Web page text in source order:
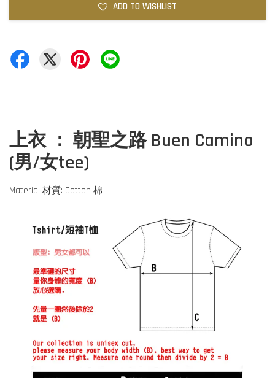
ADD TO WISHLIST
上衣 ： 朝聖之路 Buen Camino
(男/女tee)
Material 材質: Cotton 棉